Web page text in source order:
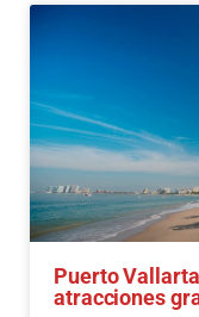
Puerto
atracciones